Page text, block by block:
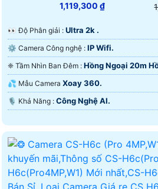
1,119,300 ₫
️👀 Độ Phân giải : Ultra 2k .
⚙ Camera Công nghệ : IP Wifi.
❈ Tầm Nhìn Ban Đêm : Hồng Ngoại 20m
💦 Mẫu Camera Xoay 360.
️🎙 Khả Năng : Công Nghệ AI.